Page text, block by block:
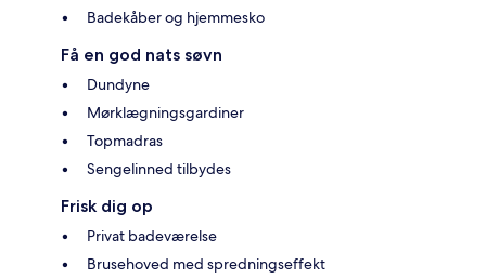
Badekåber og hjemmesko
Få en god nats søvn
Dundyne
Mørklægningsgardiner
Topmadras
Sengelinned tilbydes
Frisk dig op
Privat badeværelse
Brusehoved med spredningseffekt